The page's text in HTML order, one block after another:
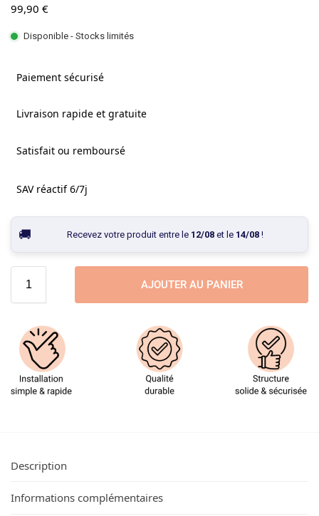
99,90 €
Disponible - Stocks limités
Paiement sécurisé
Livraison rapide et gratuite
Satisfait ou remboursé
SAV réactif 6/7j
Recevez votre produit entre le 12/08et le 14/08!
AJOUTER AU PANIER
Description
Informations complémentaires